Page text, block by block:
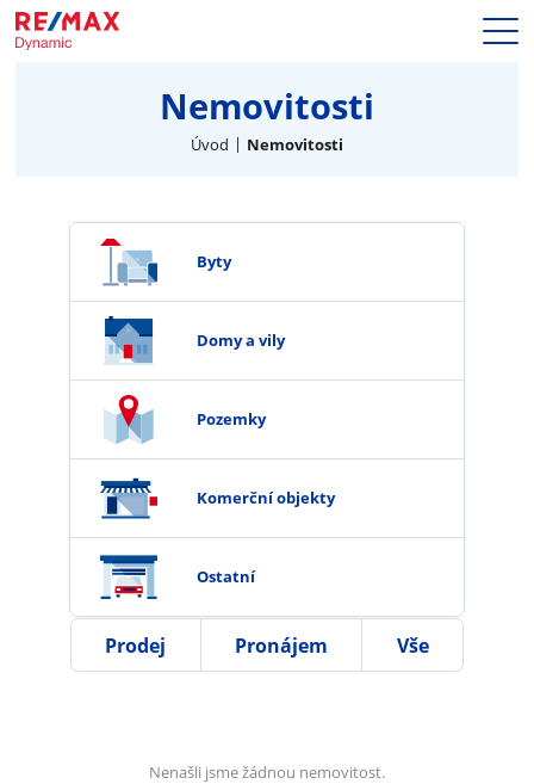
Naše služby
Nemovitosti
Kontakty
Nemovitosti
Úvod Nemovitosti
Byty
Domy a vily
Pozemky
Komerční objekty
Ostatní
Prodej Pronájem Vše
Nenašli jsme žádnou nemovitost.